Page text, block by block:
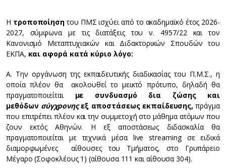
Η τροποποίησητου ΠΜΣ ισχύει από το ακαδημαϊκό έτος 2026-
2027, σύμφωνα με τις διατάξεις του ν. 4957/22 και τον
Κανονισμό Μεταπτυχιακών και Διδακτορικών Σπουδών του
ΕΚΠΑ, και αφορά κατά κύριο λόγο:
Α. Την οργάνωση της εκπαιδευτικής διαδικασίας του Π.Μ.Σ., η
οποία πλέον θα ακολουθεί το μεικτό πρότυπο, δηλαδή θα
πραγματοποιείται με συνδυασμό δια ζώσης και
μεθόδων σύγχρονηςεξ αποστάσεως εκπαίδευσης,πράγμα
που επιτρέπει πλέον και την συμμετοχή στο μάθημα ατόμων που
ζουν εκτός Αθηνών. Η εξ αποστάσεως διδασκαλία θα
πραγματοποιείται με τεχνικά μέσα live streaming σε ειδικά
διαμορφωμένες αίθουσες του Τμήματος, στο Γρυπάρειο
Μέγαρο (Σοφοκλέους 1) (αίθουσα 111 και αίθουσα 304).